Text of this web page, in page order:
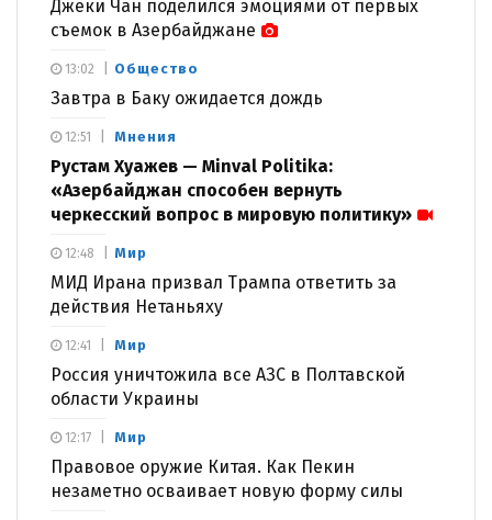
Джеки Чан поделился эмоциями от первых
съемок в Азербайджане
Общество
Завтра в Баку ожидается дождь
13:02
Мнения
Рустам Хуажев — Minval Politika:
«Азербайджан способен вернуть
черкесский вопрос в мировую политику»
12:51
Мир
МИД Ирана призвал Трампа ответить за
действия Нетаньяху
12:48
Мир
Россия уничтожила все АЗС в Полтавской
области Украины
12:41
Мир
Правовое оружие Китая. Как Пекин
незаметно осваивает новую форму силы
12:17